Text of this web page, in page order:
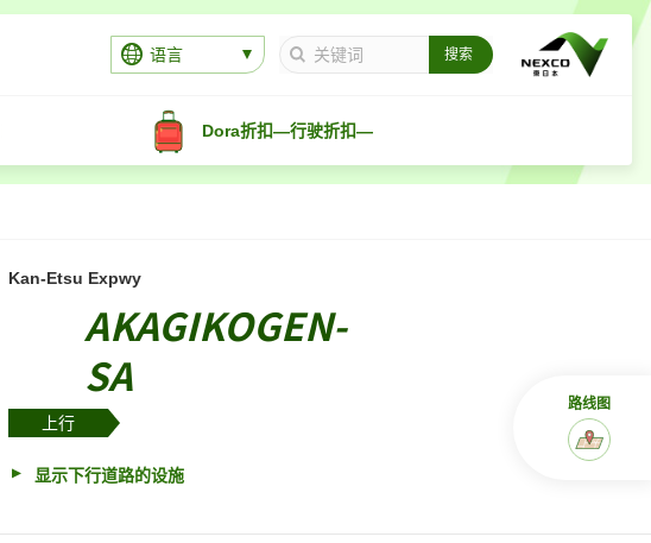
语言
Dora折扣—行驶折扣—
Kan-Etsu Expwy
AKAGIKOGEN-
SA
上行
显示下行道路的设施
路线图